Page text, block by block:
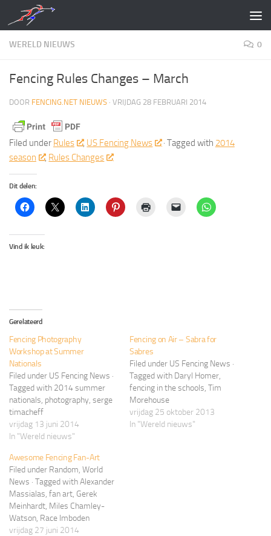
Doorgaan naar inhoud
WERELD NIEUWS 0
Fencing Rules Changes – March
DOOR FENCING.NET NIEUWS · VRIJDAG 28 FEBRUARI 2014
Filed under Rules , US Fencing News · Tagged with 2014
season
, Rules Changes
Dit delen:
Vind ik leuk:
Gerelateerd
Fencing Photography
Workshop at Summer
Nationals
Filed under US Fencing News ·
Tagged with 2014 summer
nationals, photography, serge
timacheff
vrijdag 13 juni 2014
In "Wereld nieuws"
Fencing on Air – Sabra for
Sabres
Filed under US Fencing News ·
Tagged with Daryl Homer,
fencing in the schools, Tim
Morehouse
vrijdag 25 oktober 2013
In "Wereld nieuws"
Awesome Fencing Fan-Art
Filed under Random, World
News · Tagged with Alexander
Massialas, fan art, Gerek
Meinhardt, Miles Chamley-
Watson, Race Imboden
vrijdag 27 juni 2014